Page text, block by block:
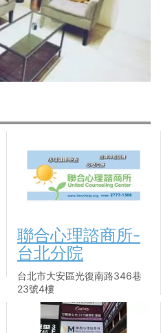
聯合心理諮商所-
台北分院
台北市大安區光復南路346巷
23號4樓